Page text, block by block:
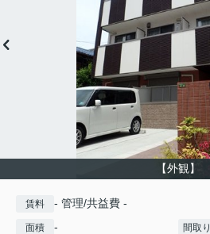
【外観】
賃料 - 管理/共益費 -
面積 - 間取り